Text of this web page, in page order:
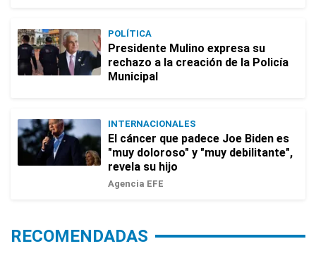
POLÍTICA
Presidente Mulino expresa su
rechazo a la creación de la Policía
Municipal
INTERNACIONALES
El cáncer que padece Joe Biden es
"muy doloroso" y "muy debilitante",
revela su hijo
Agencia EFE
RECOMENDADAS